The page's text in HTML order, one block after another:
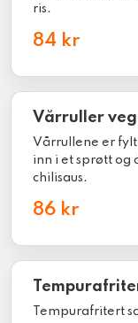
ris.
84 kr
Vårruller
Vårrullene er
inn i et sprøtt og
chilisaus.
86 kr
Tempurafritert